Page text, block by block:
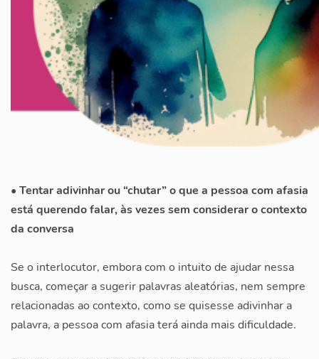
• Tentar adivinhar ou “chutar” o que a pessoa com afasia
está querendo falar, às vezes sem considerar o contexto
da conversa
Se o interlocutor, embora com o intuito de ajudar nessa
busca, começar a sugerir palavras aleatórias, nem sempre
relacionadas ao contexto, como se quisesse adivinhar a
palavra, a pessoa com afasia terá ainda mais dificuldade.